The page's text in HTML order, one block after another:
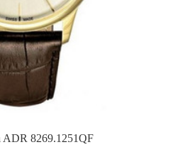
ADR 8269.1251QF